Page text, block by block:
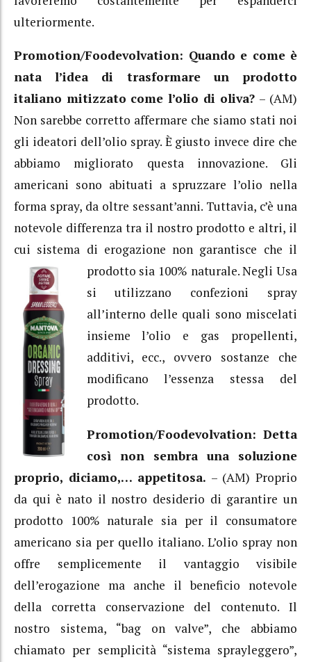
ulteriormente.
Promotion/Foodevolvation: Quando e come è
nata l’idea di trasformare un prodotto
italiano mitizzato come l’olio di oliva? – (AM)
Non sarebbe corretto affermare che siamo stati noi
gli ideatori dell’olio spray. È giusto invece dire che
abbiamo migliorato questa innovazione. Gli
americani sono abituati a spruzzare l’olio nella
forma spray, da oltre sessant’anni. Tuttavia, c’è una
notevole differenza tra il nostro prodotto e altri, il
cui sistema di erogazione non garantisce che il
prodotto sia 100% naturale. Negli Usa
si utilizzano confezioni spray
all’interno delle quali sono miscelati
insieme l’olio e gas propellenti,
additivi, ecc., ovvero sostanze che
modificano l’essenza stessa del
prodotto.
Promotion/Foodevolvation: Detta
così non sembra una soluzione
proprio, diciamo,… appetitosa. – (AM) Proprio
da qui è nato il nostro desiderio di garantire un
prodotto 100% naturale sia per il consumatore
americano sia per quello italiano. L’olio spray non
offre semplicemente il vantaggio visibile
dell’erogazione ma anche il beneficio notevole
della corretta conservazione del contenuto. Il
nostro sistema, “bag on valve”, che abbiamo
chiamato per semplicità “sistema sprayleggero”,